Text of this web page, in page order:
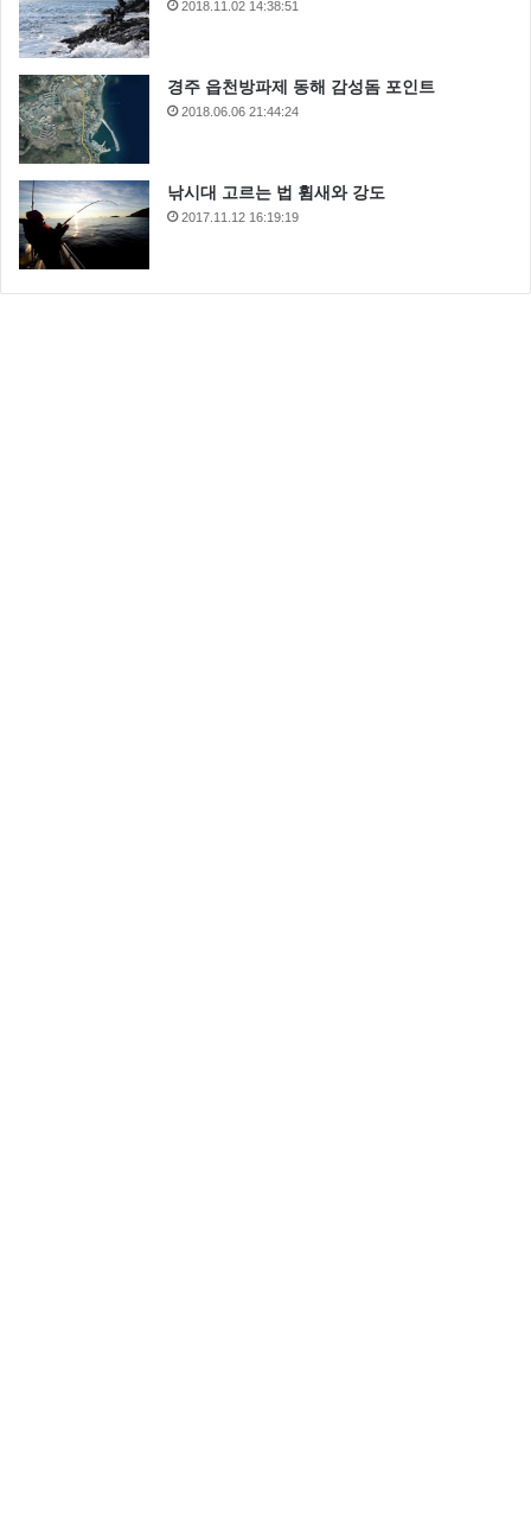
2018.11.02 14:38:51
경주 읍천방파제 동해 감성돔 포인트
2018.06.06 21:44:24
낚시대 고르는 법 휨새와 강도
2017.11.12 16:19:19